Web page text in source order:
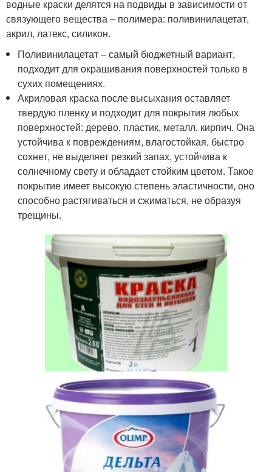
водные краски делятся на подвиды в зависимости от
связующего вещества – полимера: поливинилацетат,
акрил, латекс, силикон.
Поливинилацетат – самый бюджетный вариант,
подходит для окрашивания поверхностей только в
сухих помещениях.
Акриловая краска после высыхания оставляет
твердую пленку и подходит для покрытия любых
поверхностей: дерево, пластик, металл, кирпич. Она
устойчива к повреждениям, влагостойкая, быстро
сохнет, не выделяет резкий запах, устойчива к
солнечному свету и обладает стойким цветом. Такое
покрытие имеет высокую степень эластичности, оно
способно растягиваться и сжиматься, не образуя
трещины.